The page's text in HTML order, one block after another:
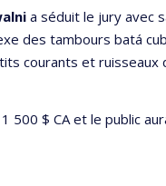
a séduit le jury avec
des tambours batá
courants et
$ CA et le public